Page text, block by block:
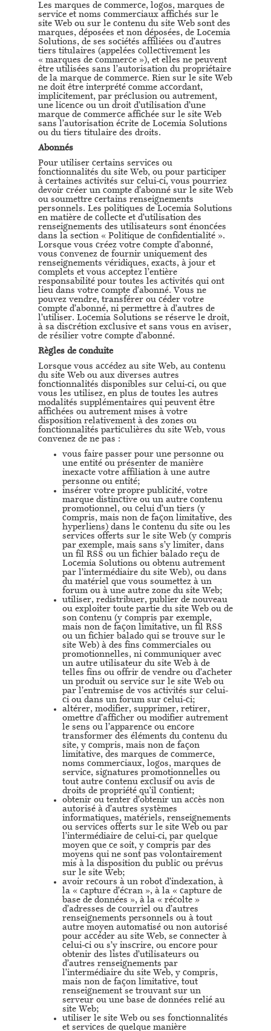
Les marques de commerce, logos, marques de
service et noms commerciaux affichés sur le
site Web ou sur le contenu du site Web sont des
marques, déposées et non déposées, de Locemia
Solutions, de ses sociétés affiliées ou d’autres
tiers titulaires (appelées collectivement les
« marques de commerce »), et elles ne peuvent
être utilisées sans l’autorisation du propriétaire
de la marque de commerce. Rien sur le site Web
ne doit être interprété comme accordant,
implicitement, par préclusion ou autrement,
une licence ou un droit d’utilisation d’une
marque de commerce affichée sur le site Web
sans l’autorisation écrite de Locemia Solutions
ou du tiers titulaire des droits.
Abonnés
Pour utiliser certains services ou
fonctionnalités du site Web, ou pour participer
à certaines activités sur celui-ci, vous pourriez
devoir créer un compte d’abonné sur le site Web
ou soumettre certains renseignements
personnels. Les politiques de Locemia Solutions
en matière de collecte et d’utilisation des
renseignements des utilisateurs sont énoncées
dans la section « Politique de confidentialité ».
Lorsque vous créez votre compte d’abonné,
vous convenez de fournir uniquement des
renseignements véridiques, exacts, à jour et
complets et vous acceptez l’entière
responsabilité pour toutes les activités qui ont
lieu dans votre compte d’abonné. Vous ne
pouvez vendre, transférer ou céder votre
compte d’abonné, ni permettre à d’autres de
l’utiliser. Locemia Solutions se réserve le droit,
à sa discrétion exclusive et sans vous en aviser,
de résilier votre compte d’abonné.
Règles de conduite
Lorsque vous accédez au site Web, au contenu
du site Web ou aux diverses autres
fonctionnalités disponibles sur celui-ci, ou que
vous les utilisez, en plus de toutes les autres
modalités supplémentaires qui peuvent être
affichées ou autrement mises à votre
disposition relativement à des zones ou
fonctionnalités particulières du site Web, vous
convenez de ne pas :
vous faire passer pour une personne ou
une entité ou présenter de manière
inexacte votre affiliation à une autre
personne ou entité;
insérer votre propre publicité, votre
marque distinctive ou un autre contenu
promotionnel, ou celui d’un tiers (y
compris, mais non de façon limitative, des
hyperliens) dans le contenu du site ou les
services offerts sur le site Web (y compris
par exemple, mais sans s’y limiter, dans
un fil RSS ou un fichier balado reçu de
Locemia Solutions ou obtenu autrement
par l’intermédiaire du site Web), ou dans
du matériel que vous soumettez à un
forum ou à une autre zone du site Web;
utiliser, redistribuer, publier de nouveau
ou exploiter toute partie du site Web ou de
son contenu (y compris par exemple,
mais non de façon limitative, un fil RSS
ou un fichier balado qui se trouve sur le
site Web) à des fins commerciales ou
promotionnelles, ni communiquer avec
un autre utilisateur du site Web à de
telles fins ou offrir de vendre ou d’acheter
un produit ou service sur le site Web ou
par l’entremise de vos activités sur celui-
ci ou dans un forum sur celui-ci;
altérer, modifier, supprimer, retirer,
omettre d’afficher ou modifier autrement
le sens ou l’apparence ou encore
transformer des éléments du contenu du
site, y compris, mais non de façon
limitative, des marques de commerce,
noms commerciaux, logos, marques de
service, signatures promotionnelles ou
tout autre contenu exclusif ou avis de
droits de propriété qu’il contient;
obtenir ou tenter d’obtenir un accès non
autorisé à d’autres systèmes
informatiques, matériels, renseignements
ou services offerts sur le site Web ou par
l’intermédiaire de celui-ci, par quelque
moyen que ce soit, y compris par des
moyens qui ne sont pas volontairement
mis à la disposition du public ou prévus
sur le site Web;
avoir recours à un robot d’indexation, à
la « capture d’écran », à la « capture de
base de données », à la « récolte »
d’adresses de courriel ou d’autres
renseignements personnels ou à tout
autre moyen automatisé ou non autorisé
pour accéder au site Web, se connecter à
celui-ci ou s’y inscrire, ou encore pour
obtenir des listes d’utilisateurs ou
d’autres renseignements par
l’intermédiaire du site Web, y compris,
mais non de façon limitative, tout
renseignement se trouvant sur un
serveur ou une base de données relié au
site Web;
utiliser le site Web ou ses fonctionnalités
et services de quelque manière